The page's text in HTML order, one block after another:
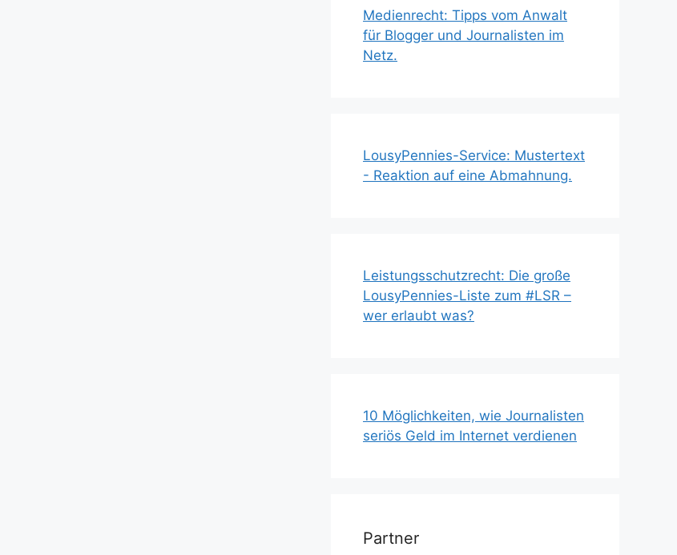
Medienrecht: Tipps vom Anwalt
für Blogger und Journalisten im
Netz.
LousyPennies-Service: Mustertext
- Reaktion auf eine Abmahnung.
Leistungsschutzrecht: Die große
LousyPennies-Liste zum #LSR –
wer erlaubt was?
10 Möglichkeiten, wie Journalisten
seriös Geld im Internet verdienen
Partner